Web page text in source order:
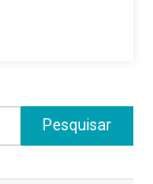
Pesquisar
por: